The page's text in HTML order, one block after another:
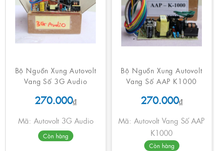
Bộ Nguồn Xung Autovolt
Vang Số 3G Audio
270.000₫
Mã: Autovolt 3G Audio
Còn hàng
Bộ Nguồn Xung Autovolt
Vang Số AAP K1000
270.000₫
Mã: Autovolt Vang Số AAP
K1000
Còn hàng